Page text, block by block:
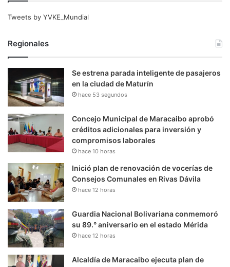
Tweets by YVKE_Mundial
Regionales
Se estrena parada inteligente de pasajeros
en la ciudad de Maturín
hace 53 segundos
Concejo Municipal de Maracaibo aprobó
créditos adicionales para inversión y
compromisos laborales
hace 10 horas
Inició plan de renovación de vocerías de
Consejos Comunales en Rivas Dávila
hace 12 horas
Guardia Nacional Bolivariana conmemoró
su 89.° aniversario en el estado Mérida
hace 12 horas
Alcaldía de Maracaibo ejecuta plan de